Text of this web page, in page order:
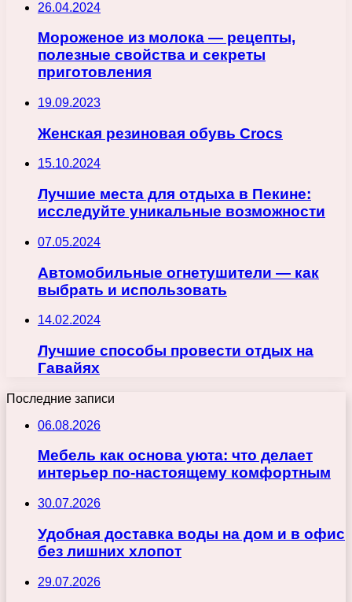
26.04.2024
Мороженое из молока — рецепты,
полезные свойства и секреты
приготовления
19.09.2023
Женская резиновая обувь Crocs
15.10.2024
Лучшие места для отдыха в Пекине:
исследуйте уникальные возможности
07.05.2024
Автомобильные огнетушители — как
выбрать и использовать
14.02.2024
Лучшие способы провести отдых на
Гавайях
Последние записи
06.08.2026
Мебель как основа уюта: что делает
интерьер по-настоящему комфортным
30.07.2026
Удобная доставка воды на дом и в офис
без лишних хлопот
29.07.2026